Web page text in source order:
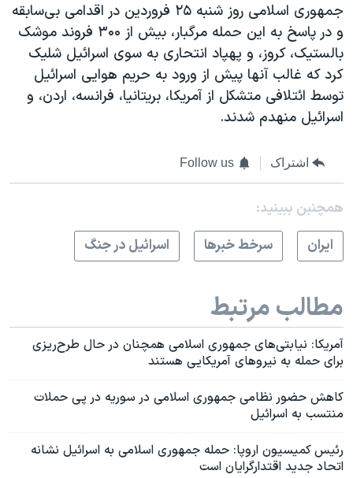
جمهوری اسلامی روز شنبه ۲۵ فروردین در اقدامی بی‌سابقه
و در پاسخ به این حمله مرگبار، بیش از ۳۰۰ فروند موشک
بالستیک، کروز، و پهپاد انتحاری به سوی اسرائیل شلیک
کرد که غالب آنها پیش از ورود به حریم هوایی اسرائیل
توسط ائتلافی متشکل از آمریکا، بریتانیا، فرانسه، اردن، و
اسرائیل منهدم شدند.
اشتراک Follow us
همچنبن ببینید:
ايران
سرخط خبرها اسرائیل در جنگ
مطالب مرتبط
آمریکا: نیابتی‌های جمهوری اسلامی همچنان در حال طرح‌ریزی
برای حمله به نیروهای آمریکایی هستند
کاهش حضور نظامی جمهوری اسلامی در سوریه در پی حملات
منتسب به اسرائیل
رئیس کمیسیون اروپا: حمله جمهوری اسلامی به اسرائیل نشانه
اتحاد جدید اقتدارگرایان است